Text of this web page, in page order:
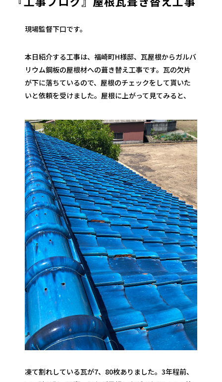
現場監督下口です。
本日紹介する工事は、福崎町H様邸、瓦屋根からガルバ
リウム鋼板の屋根材への葺き替え工事です。瓦の欠片
が下に落ちているので、屋根のチェックをして貰いた
いと依頼を受けました。屋根に上がって見てみると、
凍て割れしている瓦が7、80枚ありました。3年程前、